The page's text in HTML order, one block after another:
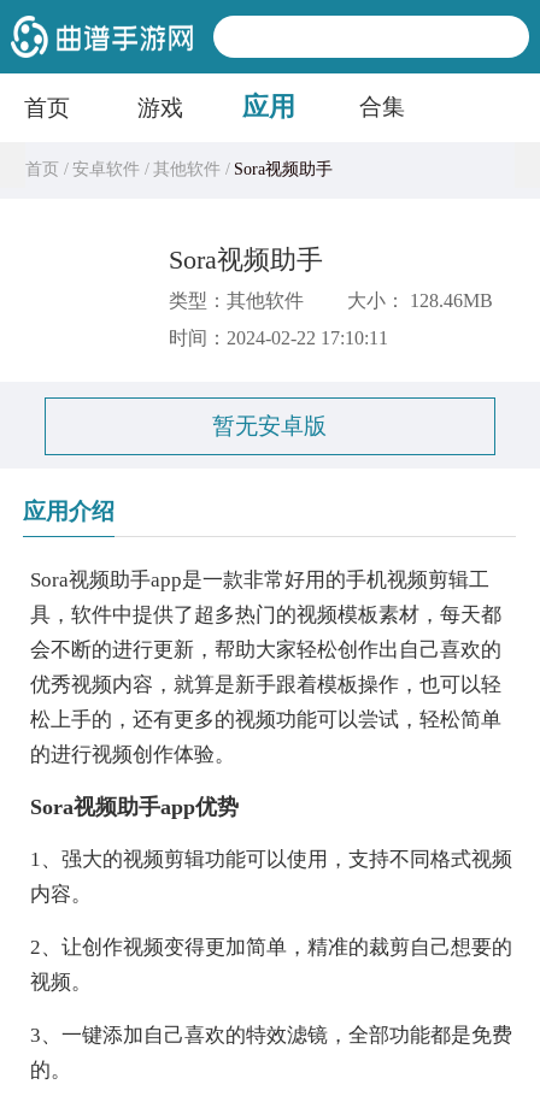
首页 游戏 应用 合集
首页 /安卓软件 /其他软件 / Sora视频助手
Sora视频助手
类型：其他软件
大小： 128.46MB
时间：2024-02-22 17:10:11
暂无安卓版
应用介绍
Sora视频助手app是一款非常好用的手机视频剪辑工
具，软件中提供了超多热门的视频模板素材，每天都
会不断的进行更新，帮助大家轻松创作出自己喜欢的
优秀视频内容，就算是新手跟着模板操作，也可以轻
松上手的，还有更多的视频功能可以尝试，轻松简单
的进行视频创作体验。
Sora视频助手app优势
1、强大的视频剪辑功能可以使用，支持不同格式视频
内容。
2、让创作视频变得更加简单，精准的裁剪自己想要的
视频。
3、一键添加自己喜欢的特效滤镜，全部功能都是免费
的。